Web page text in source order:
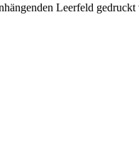
Leerfeld gedruckt